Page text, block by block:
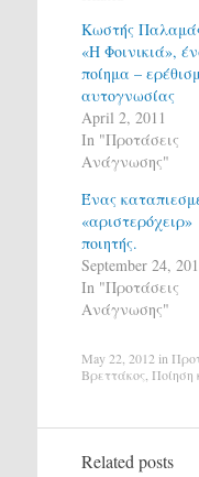
Κωστής
«Η Φοινικιά»,
ποίημα –
αυτογνωσίας
April 2, 2011
In "Προτάσεις
Ανάγνωσης"
Ένας
«αριστερόχειρ»
ποιητής.
September 24,
In "Προτάσεις
Ανάγνωσης"
May 22, 2012 in
Βρεττάκος, Ποίηση
Related posts